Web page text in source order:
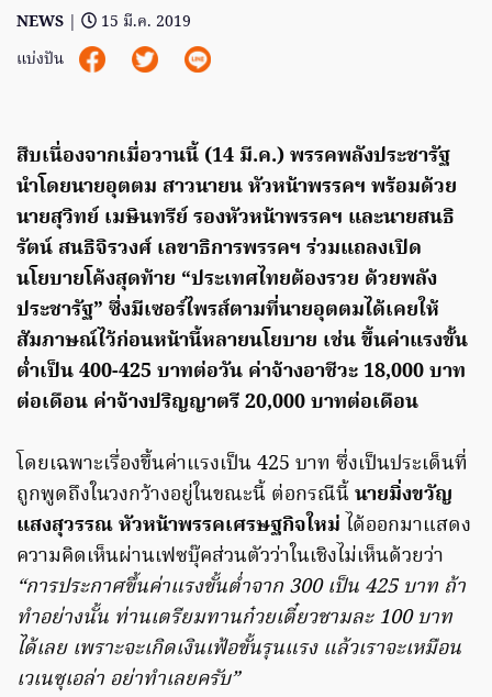
NEWS |
15 มี.ค. 2019
แบ่งปัน
สืบเนื่องจากเมื่อวานนี้ (14 มี.ค.) พรรคพลังประชารัฐ
นำโดยนายอุตตม สาวนายน หัวหน้าพรรคฯ พร้อมด้วย
นายสุวิทย์ เมษินทรีย์ รองหัวหน้าพรรคฯ และนายสนธิ
รัตน์ สนธิจิรวงศ์ เลขาธิการพรรคฯ ร่วมแถลงเปิด
นโยบายโค้งสุดท้าย “ประเทศไทยต้องรวย ด้วยพลัง
ประชารัฐ” ซึ่งมีเซอร์ไพรส์ตามที่นายอุตตมได้เคยให้
สัมภาษณ์ไว้ก่อนหน้านี้หลายนโยบาย เช่น ขึ้นค่าแรงขั้น
ต่ำเป็น 400-425 บาทต่อวัน ค่าจ้างอาชีวะ 18,000 บาท
ต่อเดือน ค่าจ้างปริญญาตรี 20,000 บาทต่อเดือน
โดยเฉพาะเรื่องขึ้นค่าแรงเป็น 425 บาท ซึ่งเป็นประเด็นที่
ถูกพูดถึงในวงกว้างอยู่ในขณะนี้ ต่อกรณีนี้นายมิ่งขวัญ
แสงสุวรรณ หัวหน้าพรรคเศรษฐกิจใหม่ ได้ออกมาแสดง
ความคิดเห็นผ่านเฟซบุ๊คส่วนตัวว่าในเชิงไม่เห็นด้วยว่า
“การประกาศขึ้นค่าแรงขั้นต่ำจาก 300 เป็น 425 บาท ถ้า
ทำอย่างนั้น ท่านเตรียมทานก๋วยเตี๋ยวชามละ 100 บาท
ได้เลย เพราะจะเกิดเงินเฟ้อขั้นรุนแรง แล้วเราจะเหมือน
เวเนซุเอล่า อย่าทำเลยครับ”